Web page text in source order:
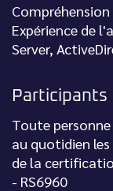
Expérience de
Server,
Participants
Toute
au quotidien
de la
- RS6960